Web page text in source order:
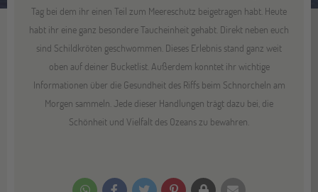
Tag bei dem ihr einen Teil zum Meereschutz beigetragen habt. Heute
habt ihr eine ganz besondere Taucheinheit gehabt. Direkt neben euch
sind Schildkröten geschwommen. Dieses Erlebnis stand ganz weit
oben auf deiner Bucketlist. Außerdem konntet ihr wichtige
Informationen über die Gesundheit des Riffs beim Schnorcheln am
Morgen sammeln. Jede dieser Handlungen trägt dazu bei, die
Schönheit und Vielfalt des Ozeans zu bewahren.